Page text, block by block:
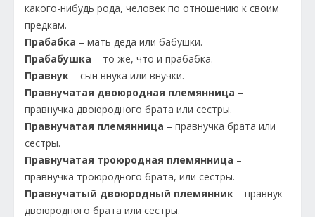
какого-нибудь рода, человек по отношению к своим
предкам.
Прабабка – мать деда или бабушки.
Прабабушка – то же, что и прабабка.
Правнук – сын внука или внучки.
Правнучатая двоюродная племянница –
правнучка двоюродного брата или сестры.
Правнучатая племянница – правнучка брата или
сестры.
Правнучатая троюродная племянница –
правнучка троюродного брата, или сестры.
Правнучатый двоюродный племянник – правнук
двоюродного брата или сестры.